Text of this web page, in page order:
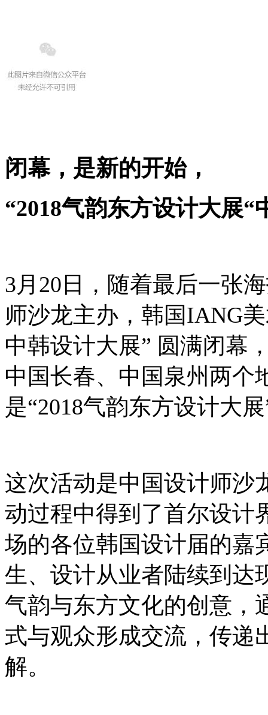
闭幕，是新的开始，
“2018气韵东方设计大展
3月20日，随着最后一张
师沙龙主办，韩国IANG
中韩设计大展” 圆满闭幕
中国长春、中国泉州两个
是“2018气韵东方设计大
这次活动是中国设计师沙
动过程中得到了首尔设计
场的各位韩国设计届的嘉
生、设计从业者陆续到达
气韵与东方文化的创意，
式与观众形成交流，传递
解。